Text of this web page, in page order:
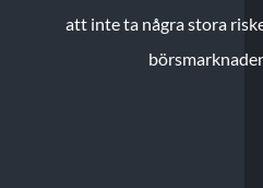
att inte ta några stora